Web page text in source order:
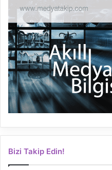
Bizi Takip Edin!